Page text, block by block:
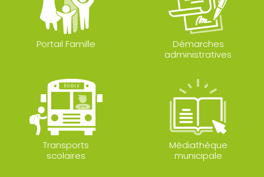
Portail Famille
Démarches
administratives
Transports
scolaires
Médiathèque
municipale